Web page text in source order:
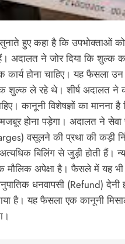
सुनाते हुए कहा है कि
अदालत ने जोर दिया कि शुल्क
कार्य होना चाहिए। यह फैसला
शुल्क ले रहे थे। शीर्ष अदालत ने
कानूनी विशेषज्ञों का
होना पड़ेगा। अदालत ने
वसूलने की प्रथा की कड़ी
बिलिंग से जुड़ी होती हैं।
मौलिक अपेक्षा है। फैसले में यह
धनवापसी (Refund) देनी
है। यह फैसला एक कानूनी